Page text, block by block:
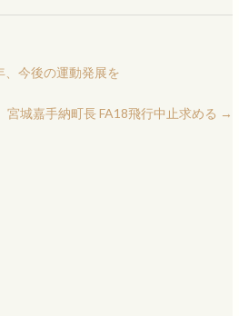
、今後の運動発展を
宮城嘉手納町長 FA18飛行中止求める →